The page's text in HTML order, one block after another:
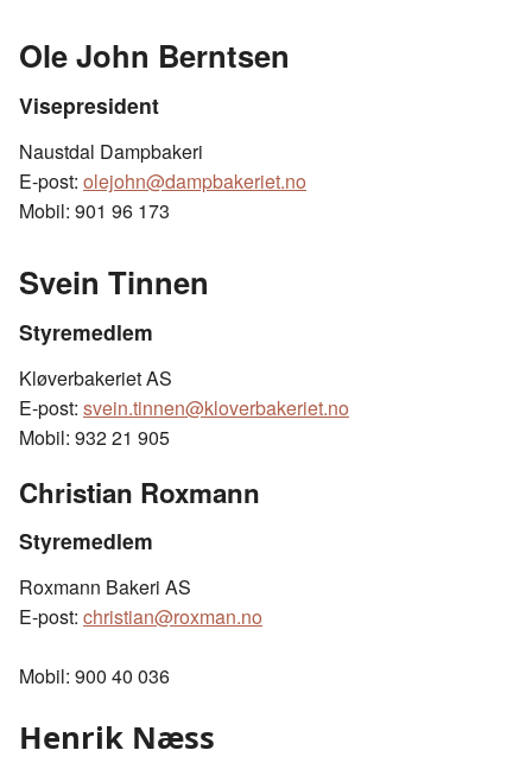
Ole John Berntsen
Visepresident
Naustdal Dampbakeri
E-post: olejohn@dampbakeriet.no
Mobil: 901 96 173
Svein Tinnen
Styremedlem
Kløverbakeriet AS
E-post: svein.tinnen@kloverbakeriet.no
Mobil: 932 21 905
Christian Roxmann
Styremedlem
Roxmann Bakeri AS
E-post: christian@roxman.no
Mobil: 900 40 036
Henrik Næss